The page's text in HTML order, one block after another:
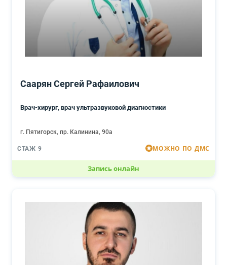
Саарян Сергей Рафаилович
Врач-хирург, врач ультразвуковой диагностики
г. Пятигорск, пр. Калинина, 90а
СТАЖ 9 МОЖНО ПО ДМС
Запись онлайн